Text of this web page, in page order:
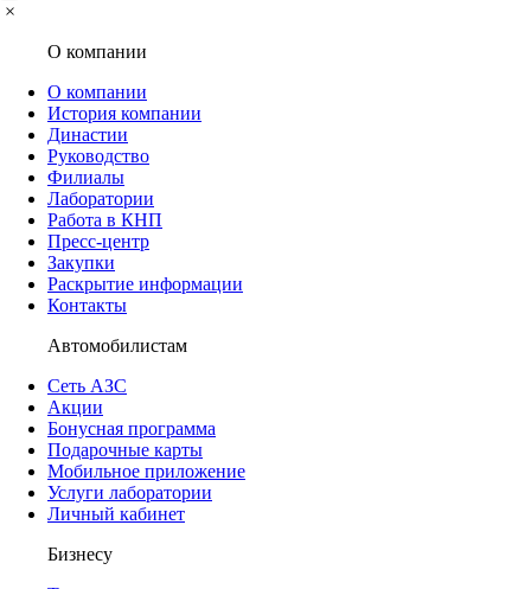
×
О компании
О компании
История компании
Династии
Руководство
Филиалы
Лаборатории
Работа в КНП
Пресс-центр
Закупки
Раскрытие информации
Контакты
Автомобилистам
Сеть АЗС
Акции
Бонусная программа
Подарочные карты
Мобильное приложение
Услуги лаборатории
Личный кабинет
Бизнесу